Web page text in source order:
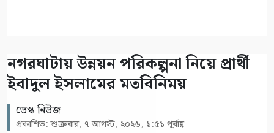
নগরঘাটায় উন্নয়ন পরিকল্পনা নিয়ে প্রার্থী
ইবাদুল ইসলামের মতবিনিময়
ডেস্ক নিউজ
প্রকাশিত: শুক্রবার, ৭ আগস্ট, ২০২৬, ১:৫১ পূর্বাহ্ণ